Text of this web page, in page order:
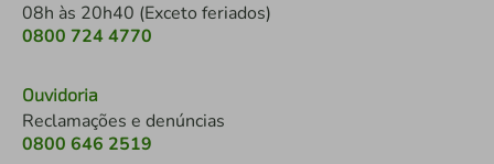
08h às 20h40 (Exceto feriados)
0800 724 4770
Ouvidoria
Reclamações e denúncias
0800 646 2519